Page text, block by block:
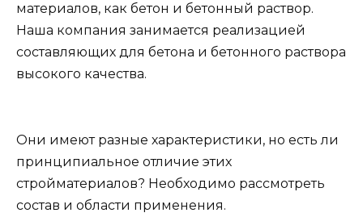
материалов, как бетон и бетонный раствор.
Наша компания занимается реализацией
составляющих для бетона и бетонного раствора
высокого качества.
Они имеют разные характеристики, но есть ли
принципиальное отличие этих
стройматериалов? Необходимо рассмотреть
состав и области применения.